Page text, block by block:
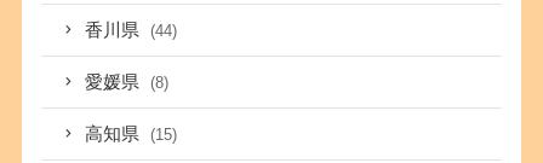
香川県 (44)
愛媛県 (8)
高知県 (15)